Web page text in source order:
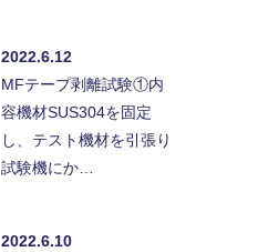
2022.6.12
MFテープ剥離試験①内
容機材SUS304を固定
し、テスト機材を引張り
試験機にか…
2022.6.10